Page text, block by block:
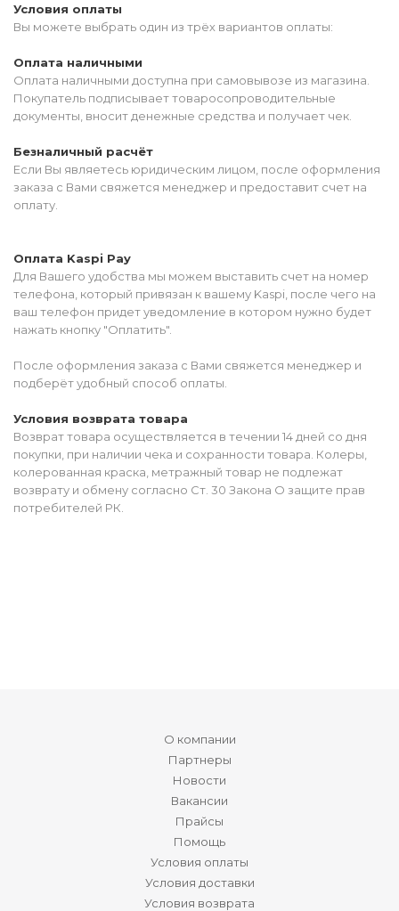
Условия оплаты
Вы можете выбрать один из трёх вариантов оплаты:
Оплата наличными
Оплата наличными доступна при самовывозе из магазина.
Покупатель подписывает товаросопроводительные
документы, вносит денежные средства и получает чек.
Безналичный расчёт
Если Вы являетесь юридическим лицом, после оформления
заказа с Вами свяжется менеджер и предоставит счет на
оплату.
Оплата Kaspi Pay
Для Вашего удобства мы можем выставить счет на номер
телефона, который привязан к вашему Kaspi, после чего на
ваш телефон придет уведомление в котором нужно будет
нажать кнопку "Оплатить".
После оформления заказа с Вами свяжется менеджер и
подберёт удобный способ оплаты.
Условия возврата товара
Возврат товара осуществляется в течении 14 дней со дня
покупки, при наличии чека и сохранности товара. Колеры,
колерованная краска, метражный товар не подлежат
возврату и обмену согласно Ст. 30 Закона О защите прав
потребителей РК.
О компании
Партнеры
Новости
Вакансии
Прайсы
Помощь
Условия оплаты
Условия доставки
Условия возврата